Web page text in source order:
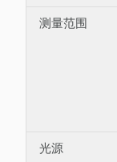
测量范围
光源